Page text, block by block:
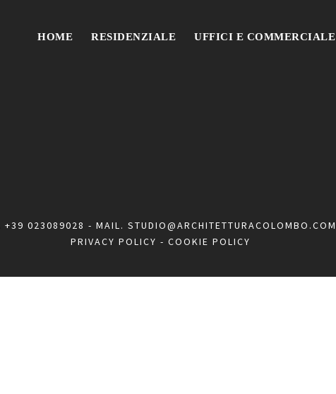
HOME RESIDENZIALE UFFICI E COMMERCIALE
+39 023089028 - MAIL. STUDIO@ARCHITETTURACOLOMBO.COM
PRIVACY POLICY - COOKIE POLICY